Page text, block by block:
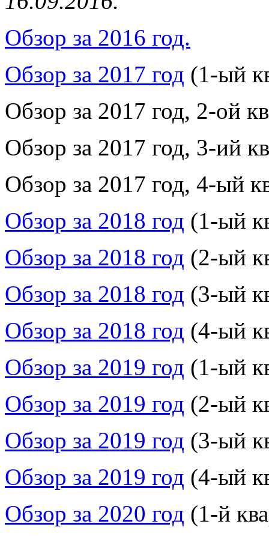
Обзор за 2016 год.
Обзор за 2017 год (1-ый
Обзор за 2017 год, 2-ой
Обзор за 2017 год, 3-ий
Обзор за 2017 год, 4-ый
Обзор за 2018 год (1-ый
Обзор за 2018 год (2-ый
Обзор за 2018 год (3-ый
Обзор за 2018 год (4-ый
Обзор за 2019 год (1-ый
Обзор за 2019 год (2-ый
Обзор за 2019 год (3-ый
Обзор за 2019 год (4-ый
Обзор за 2020 год (1-й